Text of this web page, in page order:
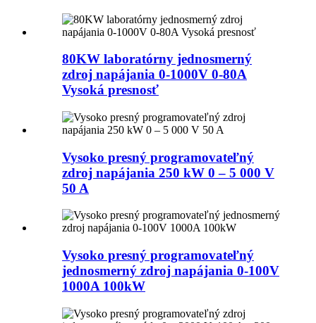
80KW laboratórny jednosmerný
zdroj napájania 0-1000V 0-80A
Vysoká presnosť
Vysoko presný programovateľný
zdroj napájania 250 kW 0 – 5 000 V
50 A
Vysoko presný programovateľný
jednosmerný zdroj napájania 0-100V
1000A 100kW